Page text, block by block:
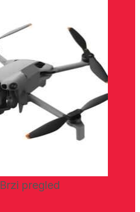
Brzi pregled